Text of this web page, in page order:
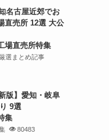
名古屋近郊でお
直売所 12選 大公
場直売所特集
選まとめ記事
版】愛知・岐阜
9選
集
80483